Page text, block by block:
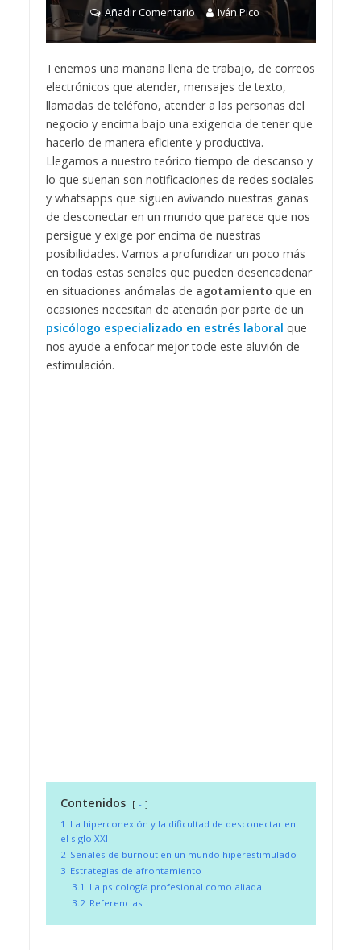
Añadir Comentario Iván Pico
Tenemos una mañana llena de trabajo, de correos
electrónicos que atender, mensajes de texto,
llamadas de teléfono, atender a las personas del
negocio y encima bajo una exigencia de tener que
hacerlo de manera eficiente y productiva.
Llegamos a nuestro teórico tiempo de descanso y
lo que suenan son notificaciones de redes sociales
y whatsapps que siguen avivando nuestras ganas
de desconectar en un mundo que parece que nos
persigue y exige por encima de nuestras
posibilidades. Vamos a profundizar un poco más
en todas estas señales que pueden desencadenar
en situaciones anómalas de agotamiento que en
ocasiones necesitan de atención por parte de un
psicólogo especializado en estrés laboral que
nos ayude a enfocar mejor tode este aluvión de
estimulación.
Contenidos
-
1 La hiperconexión y la dificultad de desconectar en
el siglo XXI
2 Señales de burnout en un mundo hiperestimulado
3 Estrategias de afrontamiento
3.1 La psicología profesional como aliada
3.2 Referencias